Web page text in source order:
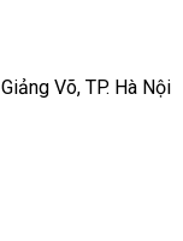
Võ, TP. Hà Nội